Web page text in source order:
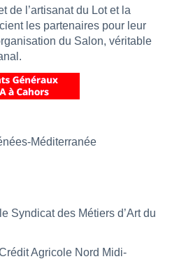
de l’artisanat du Lot et la
les partenaires pour leur
du Salon, véritable
Méditerranée
Syndicat des Métiers d’Art du
Agricole Nord Midi-